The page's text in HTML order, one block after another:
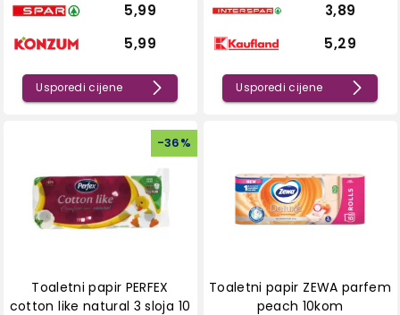
5,99
5,99
Usporedi cijene
3,89
5,29
Usporedi cijene
-36%
Toaletni papir PERFEX
cotton like natural 3 sloja 10
Toaletni papir ZEWA parfem
peach 10kom